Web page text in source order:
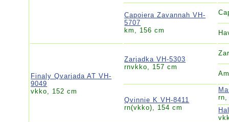
Capoiera Zavannah VH-
5707
km, 156 cm
Finaly Qvarjada AT VH-
9049
vkko, 152 cm
Zarjadka VH-5303
rnvkko, 157 cm
Qvinnie K VH-8411
rn(vkko), 154 cm
rn,